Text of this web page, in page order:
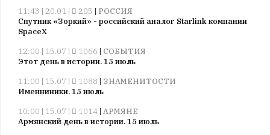
11:43 | 20.01 | 205 | РОССИЯ
Спутник «Зоркий» - российский аналог Starlink компании
SpaceX
12:00 | 15.07 |
1066 | СОБЫТИЯ
Этот день в истории. 15 июль
11:00 | 15.07 |
1088 | ЗНАМЕНИТОСТИ
Именниники. 15 июль
10:00 | 15.07 |
1014 | АРМЯНЕ
Армянский день в истории. 15 июль